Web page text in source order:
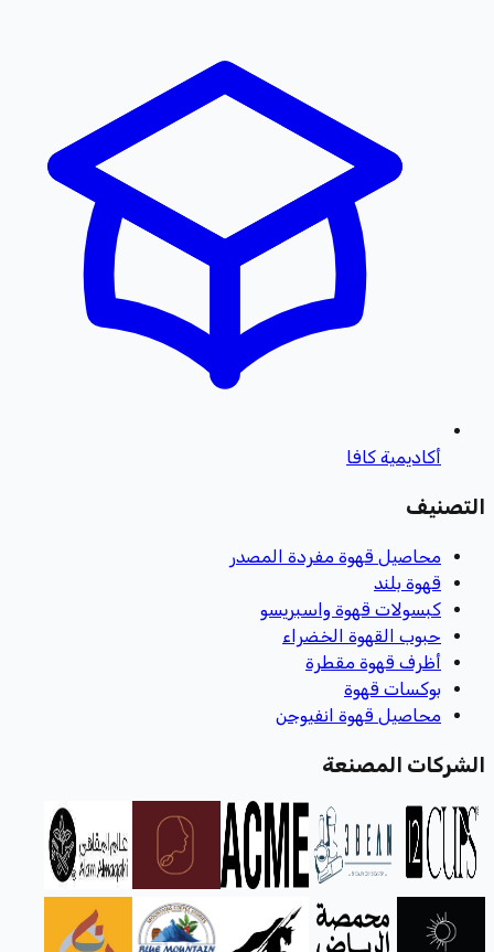
أكاديمية كافا
التصنيف
محاصيل قهوة مفردة المصدر
قهوة بلند
كبسولات قهوة واسبريسو
حبوب القهوة الخضراء
أظرف قهوة مقطرة
بوكسات قهوة
محاصيل قهوة انفيوجن
الشركات المصنعة